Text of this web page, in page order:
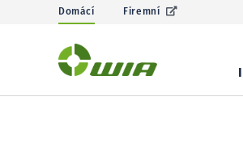
Domácí Firemní